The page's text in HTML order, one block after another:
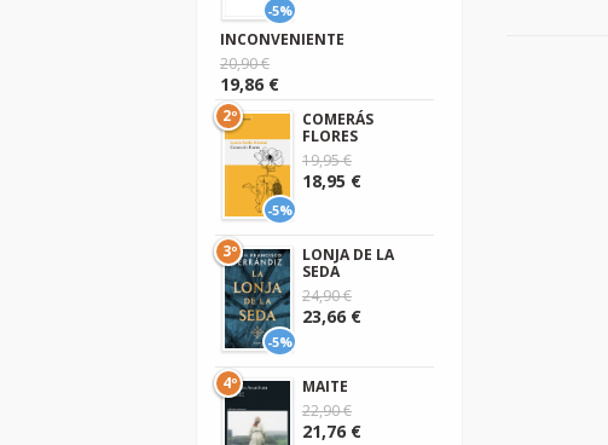
-5%
INCONVENIENTE
20,90 €
19,86 €
-5%
2º
COMERÁS
FLORES
19,95 €
18,95 €
-5%
3º
LONJA DE LA
SEDA
24,90 €
23,66 €
4º
MAITE
22,90 €
21,76 €